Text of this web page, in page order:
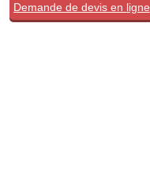
Demande de devis en ligne